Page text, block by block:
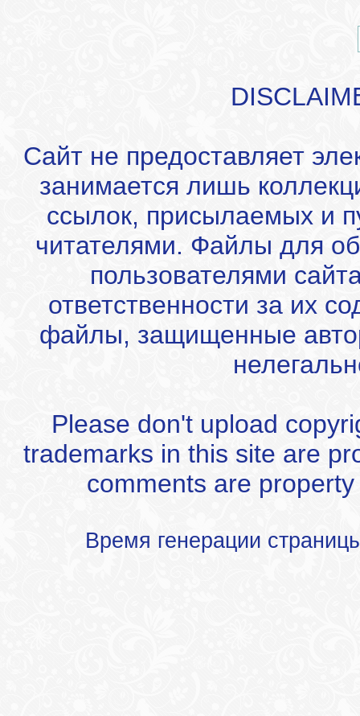
Сайт не предоставляет
занимается лишь
ссылок, присылаемых и
читателями. Файлы для
пользователями
ответственности за их
файлы, защищенные
Please don't upload
trademarks in this site are
comments are
Время генерации